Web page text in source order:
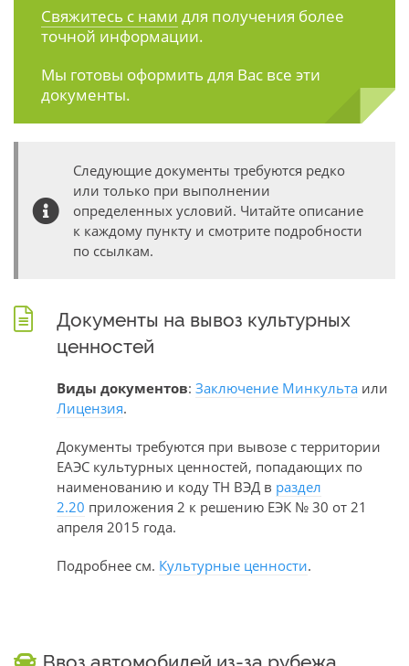
Свяжитесь с нами для получения более
точной информации.
Мы готовы оформить для Вас все эти
документы.
Следующие документы требуются редко
или только при выполнении
определенных условий. Читайте описание
к каждому пункту и смотрите подробности
по ссылкам.
Документы на вывоз культурных
ценностей
Виды документов: Заключение Минкульта или
Лицензия.
Документы требуются при вывозе с территории
ЕАЭС культурных ценностей, попадающих по
наименованию и коду ТН ВЭД в раздел
2.20 приложения 2 к решению ЕЭК № 30 от 21
апреля 2015 года.
Подробнее см. Культурные ценности.